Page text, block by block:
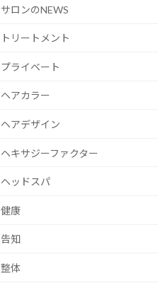
サロンのNEWS
トリートメント
プライベート
ヘアカラー
ヘアデザイン
ヘキサジーファクター
ヘッドスパ
健康
告知
整体